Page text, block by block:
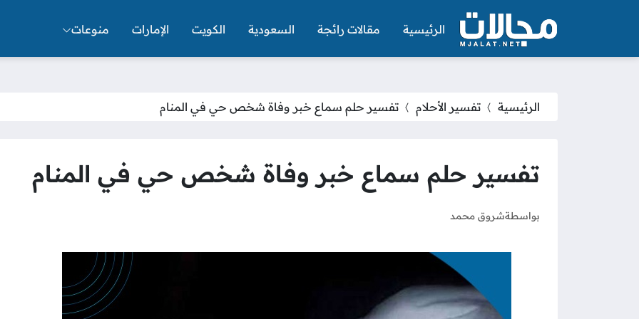
الرئيسية مقالات رائجة السعودية الكويت الإمارات منوعات
الرئيسية تفسير الأحلام تفسير حلم سماع خبر وفاة شخص حي في المنام
تفسير حلم سماع خبر وفاة شخص حي في المنام
بواسطةشروق محمد